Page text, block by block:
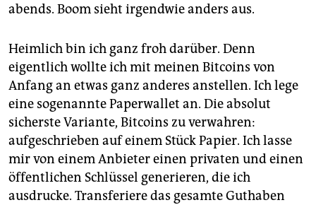
abends. Boom sieht irgendwie anders aus.
Heimlich bin ich ganz froh darüber. Denn
eigentlich wollte ich mit meinen Bitcoins von
Anfang an etwas ganz anderes anstellen. Ich lege
eine sogenannte Paperwallet an. Die absolut
sicherste Variante, Bitcoins zu verwahren:
aufgeschrieben auf einem Stück Papier. Ich lasse
mir von einem Anbieter einen privaten und einen
öffentlichen Schlüssel generieren, die ich
ausdrucke. Transferiere das gesamte Guthaben